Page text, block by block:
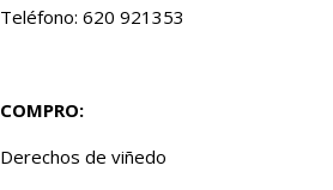
Teléfono: 620 921353
COMPRO:
Derechos de viñedo